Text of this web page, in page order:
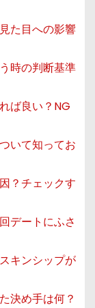
た目への影響
時の判断基準
ば良い？NG
いて知ってお
？チェックす
デートにふさ
キンシップが
決め手は何？